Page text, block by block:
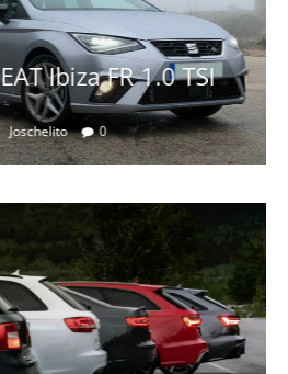
Ibiza FR 1.0 TSI
Joschelito 0